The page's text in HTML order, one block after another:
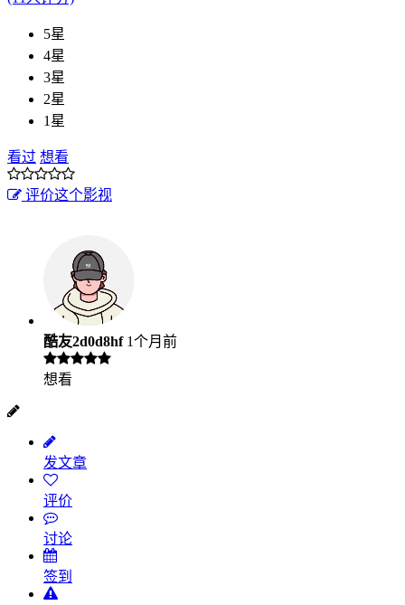
5星
4星
3星
2星
1星
看过 想看
评价这个影视
酷友2d0d8hf 1个月前
想看
发文章
评价
讨论
签到